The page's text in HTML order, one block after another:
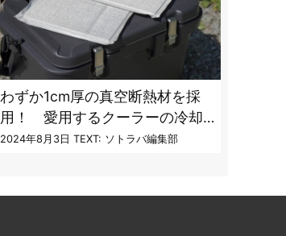
わずか1cm厚の真空断熱材を採
用！ 愛用するクーラーの冷却
性能をアプデする極薄断熱パネ
2024年8月3日 TEXT: ソトラバ編集部